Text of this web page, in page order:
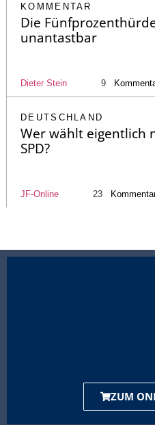
KOMMENTAR
Die
unantastbar
Dieter Stein 9
DEUTSCHLAND
Wer wählt eigentlich
SPD?
JF-Online 23
ZUM